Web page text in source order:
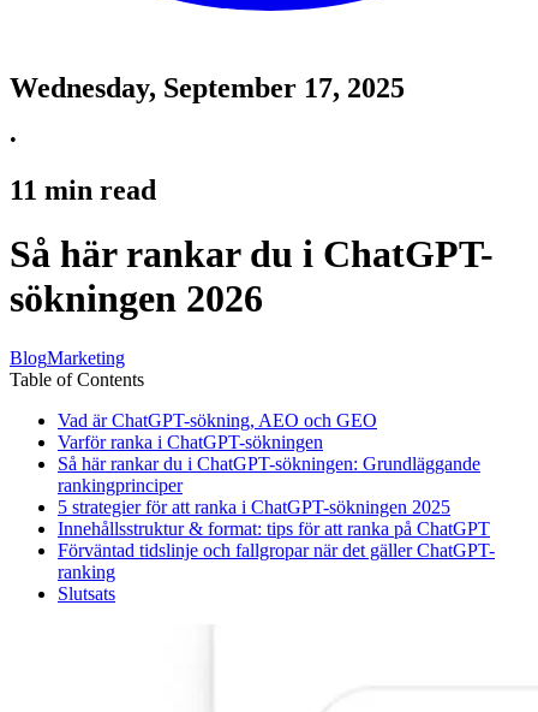
Wednesday, September 17, 2025
•
11 min read
Så här rankar du i ChatGPT-
sökningen 2026
BlogMarketing
Table of Contents
Vad är ChatGPT-sökning, AEO och GEO
Varför ranka i ChatGPT-sökningen
Så här rankar du i ChatGPT-sökningen: Grundläggande
rankingprinciper
5 strategier för att ranka i ChatGPT-sökningen 2025
Innehållsstruktur & format: tips för att ranka på ChatGPT
Förväntad tidslinje och fallgropar när det gäller ChatGPT-
ranking
Slutsats